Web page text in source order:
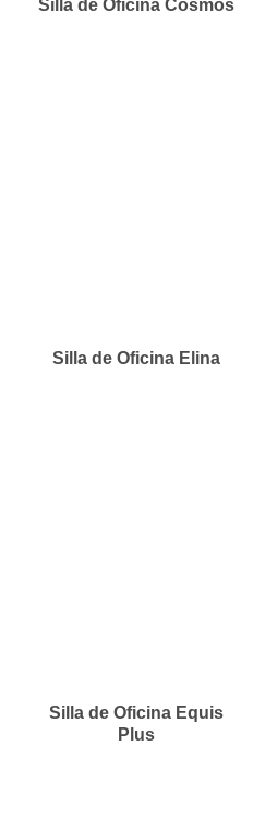
Silla de Oficina Cosmos
Silla de Oficina Elina
Silla de Oficina Equis
Plus